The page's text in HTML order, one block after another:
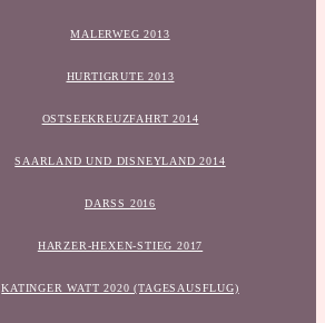
MALERWEG 2013
HURTIGRUTE 2013
OSTSEEKREUZFAHRT 2014
SAARLAND UND DISNEYLAND 2014
DARSS 2016
HARZER-HEXEN-STIEG 2017
KATINGER WATT 2020 (TAGESAUSFLUG)